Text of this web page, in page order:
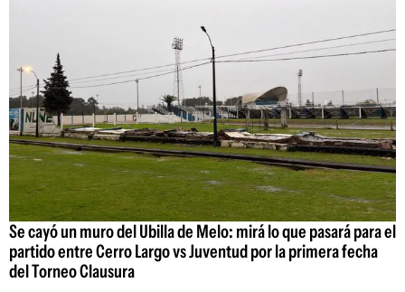
Se cayó un muro del Ubilla de Melo: mirá lo que pasará para el
partido entre Cerro Largo vs Juventud por la primera fecha
del Torneo Clausura